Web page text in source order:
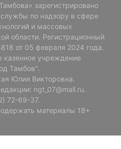
зарегистрировано
по надзору в сфере
и массовых
области. Регистрационный
от 05 февраля 2024 года.
казенное учреждение
Тамбов".
Юлия Викторовна.
ngt_07@mail.ru.
72-69-37.
материалы 18+